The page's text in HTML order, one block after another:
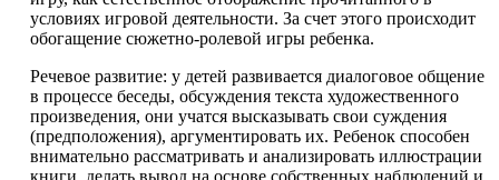
условиях игровой деятельности. За счет этого происходит
обогащение сюжетно-ролевой игры ребенка.
Речевое развитие: у детей развивается диалоговое общение
в процессе беседы, обсуждения текста художественного
произведения, они учатся высказывать свои суждения
(предположения), аргументировать их. Ребенок способен
внимательно рассматривать и анализировать иллюстрации
книги, делать вывод на основе собственных наблюдений и